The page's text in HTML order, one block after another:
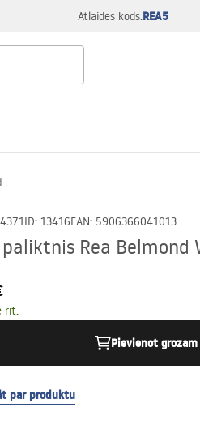
Atlaides kods:REA5
ID: 13416EAN: 5906366041013
paliktnis Rea Belmond
rīt.
Pievienot grozam
par produktu